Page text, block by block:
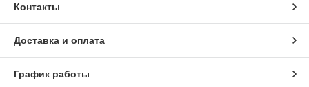
Европейский товарный номер (EAN):
Материал корпуса:
Контакты
Доставка и оплата
График работы